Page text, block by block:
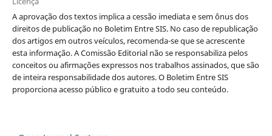
A aprovação dos textos implica a cessão imediata e sem ônus dos
direitos de publicação no Boletim Entre SIS. No caso de republicação
dos artigos em outros veículos, recomenda-se que se acrescente
esta informação.A Comissão Editorial não se responsabiliza pelos
conceitos ou afirmações expressos nos trabalhos assinados, que são
de inteira responsabilidade dos autores. O Boletim Entre SIS
proporciona acesso público e gratuito a todo seu conteúdo.